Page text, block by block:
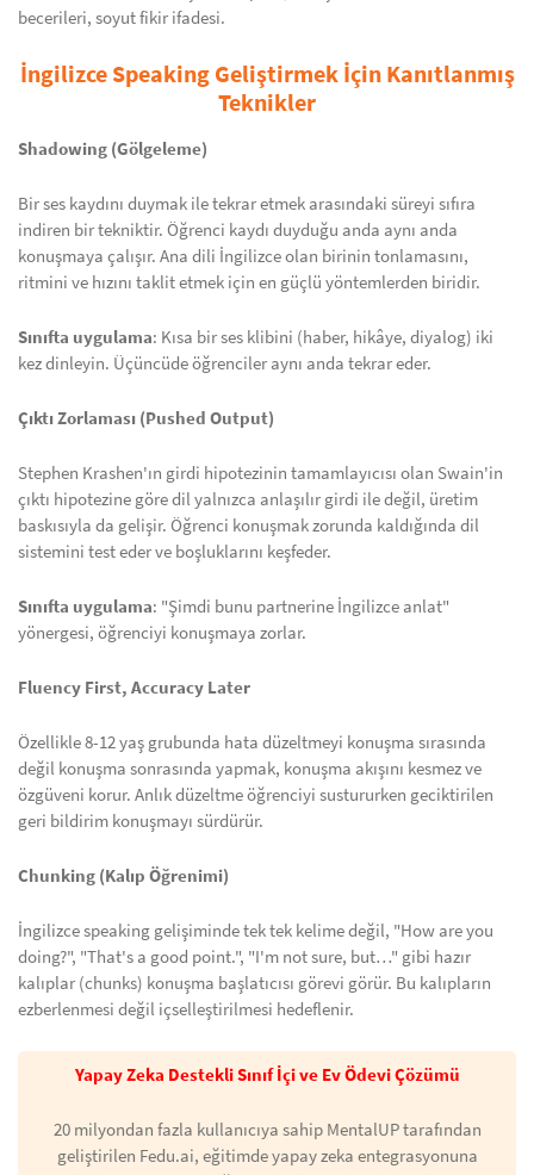
becerileri, soyut fikir ifadesi.
İngilizce Speaking Geliştirmek İçin Kanıtlanmış
Teknikler
Shadowing (Gölgeleme)
Bir ses kaydını duymak ile tekrar etmek arasındaki süreyi sıfıra
indiren bir tekniktir. Öğrenci kaydı duyduğu anda aynı anda
konuşmaya çalışır. Ana dili İngilizce olan birinin tonlamasını,
ritmini ve hızını taklit etmek için en güçlü yöntemlerden biridir.
Sınıfta uygulama: Kısa bir ses klibini (haber, hikâye, diyalog) iki
kez dinleyin. Üçüncüde öğrenciler aynı anda tekrar eder.
Çıktı Zorlaması (Pushed Output)
Stephen Krashen'ın girdi hipotezinin tamamlayıcısı olan Swain'in
çıktı hipotezine göre dil yalnızca anlaşılır girdi ile değil, üretim
baskısıyla da gelişir. Öğrenci konuşmak zorunda kaldığında dil
sistemini test eder ve boşluklarını keşfeder.
Sınıfta uygulama: "Şimdi bunu partnerine İngilizce anlat"
yönergesi, öğrenciyi konuşmaya zorlar.
Fluency First, Accuracy Later
Özellikle 8-12 yaş grubunda hata düzeltmeyi konuşma sırasında
değil konuşma sonrasında yapmak, konuşma akışını kesmez ve
özgüveni korur. Anlık düzeltme öğrenciyi sustururken geciktirilen
geri bildirim konuşmayı sürdürür.
Chunking (Kalıp Öğrenimi)
İngilizce speaking gelişiminde tek tek kelime değil, "How are you
doing?", "That's a good point.", "I'm not sure, but…" gibi hazır
kalıplar (chunks) konuşma başlatıcısı görevi görür. Bu kalıpların
ezberlenmesi değil içselleştirilmesi hedeflenir.
Yapay Zeka Destekli Sınıf İçi ve Ev Ödevi Çözümü
20 milyondan fazla kullanıcıya sahip MentalUP tarafından
geliştirilen Fedu.ai, eğitimde yapay zeka entegrasyonuna